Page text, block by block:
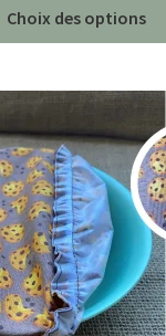
Choix des options